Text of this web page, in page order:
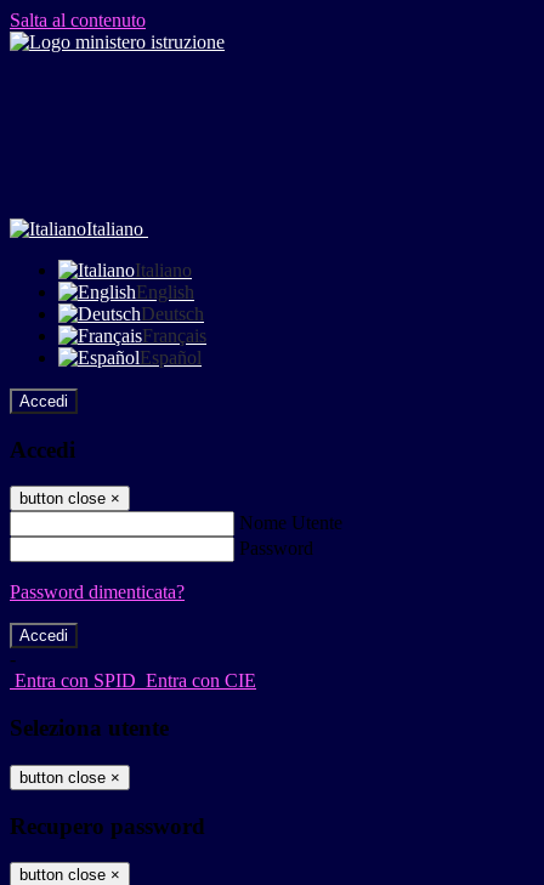
Salta al contenuto
Italiano
Italiano
English
Deutsch
Français
Español
Accedi
Accedi
button close ×
Nome Utente
Password
Password dimenticata?
-
Entra con SPID Entra con CIE
Seleziona utente
button close ×
Recupero password
button close ×